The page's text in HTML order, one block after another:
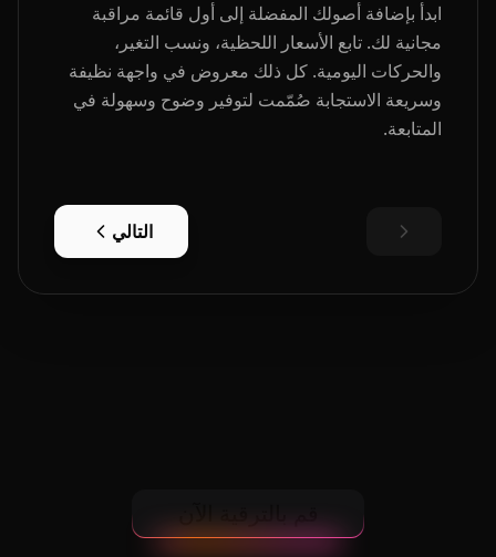
ابدأ بإضافة أصولك المفضلة إلى أول قائمة مراقبة
مجانية لك. تابع الأسعار اللحظية، ونسب التغير،
والحركات اليومية. كل ذلك معروض في واجهة نظيفة
وسريعة الاستجابة صُمّمت لتوفير وضوح وسهولة في
المتابعة.
التالي
قم بالترقية الآن